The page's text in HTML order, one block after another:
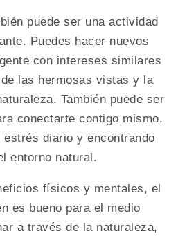
puede ser una actividad
Puedes hacer nuevos
con intereses similares
las hermosas vistas y la
También puede ser
conectarte contigo mismo,
estrés diario y encontrando
entorno natural.
físicos y mentales, el
es bueno para el medio
a través de la naturaleza,